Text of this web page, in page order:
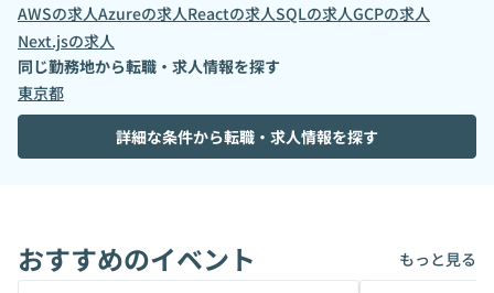
AWSの求人Azureの求人Reactの求人SQLの求人GCPの求人
Next.jsの求人
同じ勤務地から転職・求人情報を探す
東京都
詳細な条件から転職・求人情報を探す
おすすめのイベント もっと見る